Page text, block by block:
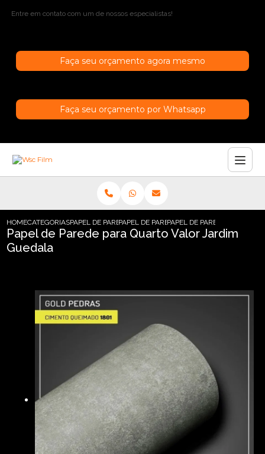
Entre em contato com um de nossos especialistas!
Faça seu orçamento agora mesmo
Faça seu orçamento por Whatsapp
HOMECATEGORIASPAPEL DE PAREDEPAPEL DE PAREDE INFANTIL
PAPEL DE PAREDE PARA
Papel de Parede para Quarto Valor Jardim
Guedala